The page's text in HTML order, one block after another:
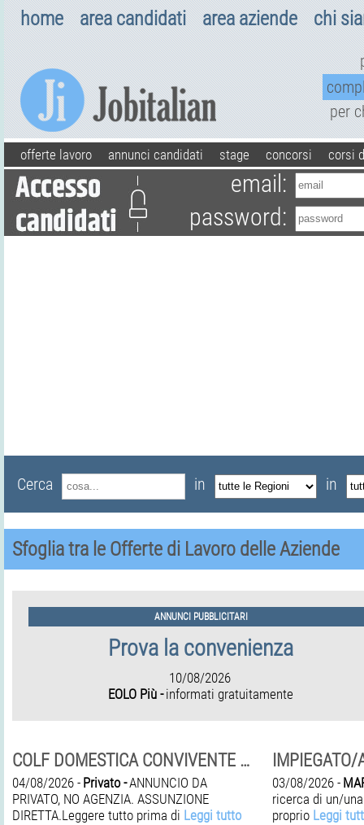
home area candidati area aziende chi
per
offerte lavoro annunci candidati stage concorsi corsi
email:
password:
Cerca in in
Sfoglia tra le Offerte di Lavoro delle Aziende
ANNUNCI PUBBLICITARI
Prova la convenienza
10/08/2026
EOLO Più -informati gratuitamente
COLF DOMESTICA CONVIVENTE CON PATENTE- RIMINI
04/08/2026 - Privato -ANNUNCIO DA
PRIVATO, NO AGENZIA. ASSUNZIONE
DIRETTA.Leggere tutto prima di Leggi tutto
IMPIEGATO/
03/08/2026 -
ricerca di un/
proprio Leggi